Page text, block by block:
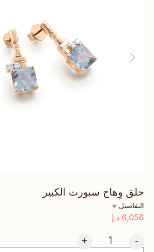
حلق وِهاج سبورت الكبير
التفاصيل
6,056 د.إ
-
+